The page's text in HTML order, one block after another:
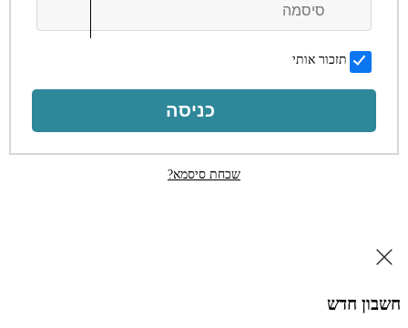
תזכור אותי
כניסה
שכחת סיסמא?
חשבון חדש